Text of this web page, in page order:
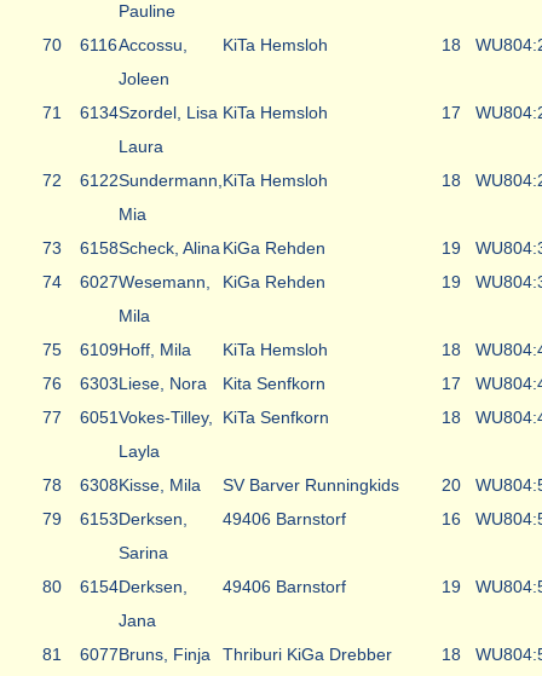
Pauline
70 6116Accossu,
Joleen
KiTa Hemsloh 18 WU8
71 6134Szordel, Lisa
Laura
KiTa Hemsloh 17 WU8
72 6122Sundermann,
Mia
KiTa Hemsloh 18 WU8
73 6158Scheck, Alina KiGa Rehden 19 WU8
74
6027Wesemann,
Mila
KiGa Rehden 19 WU8
75 6109Hoff, Mila KiTa Hemsloh 18 WU8
76
6303Liese, Nora Kita Senfkorn 17 WU8
77
6051Vokes-Tilley,
Layla
KiTa Senfkorn 18 WU8
78 6308Kisse, Mila SV Barver Runningkids 20 WU8
79
6153Derksen,
Sarina
49406 Barnstorf 16 WU8
80 6154Derksen,
Jana
49406 Barnstorf 19 WU8
81 6077Bruns, Finja Thriburi KiGa Drebber 18 WU8